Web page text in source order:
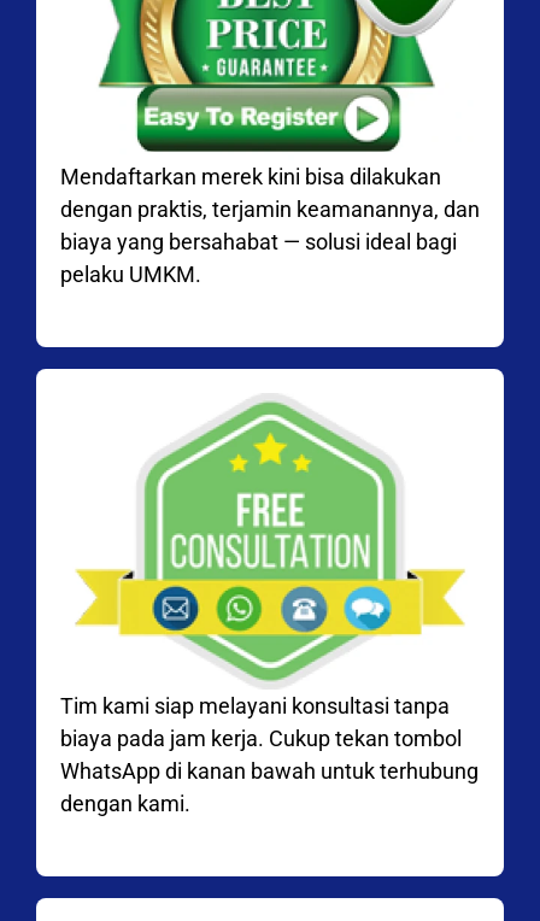
Mendaftarkan merek kini bisa dilakukan
dengan praktis, terjamin keamanannya, dan
biaya yang bersahabat — solusi ideal bagi
pelaku UMKM.
Tim kami siap melayani konsultasi tanpa
biaya pada jam kerja. Cukup tekan tombol
WhatsApp di kanan bawah untuk terhubung
dengan kami.